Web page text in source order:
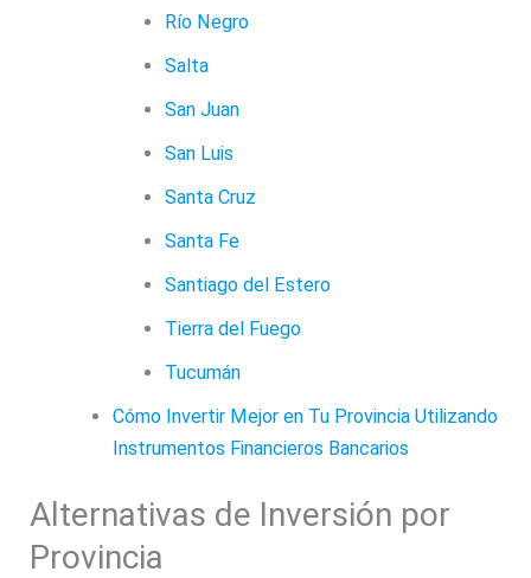
Río Negro
Salta
San Juan
San Luis
Santa Cruz
Santa Fe
Santiago del Estero
Tierra del Fuego
Tucumán
Cómo Invertir Mejor en Tu Provincia Utilizando
Instrumentos Financieros Bancarios
Alternativas de Inversión por
Provincia